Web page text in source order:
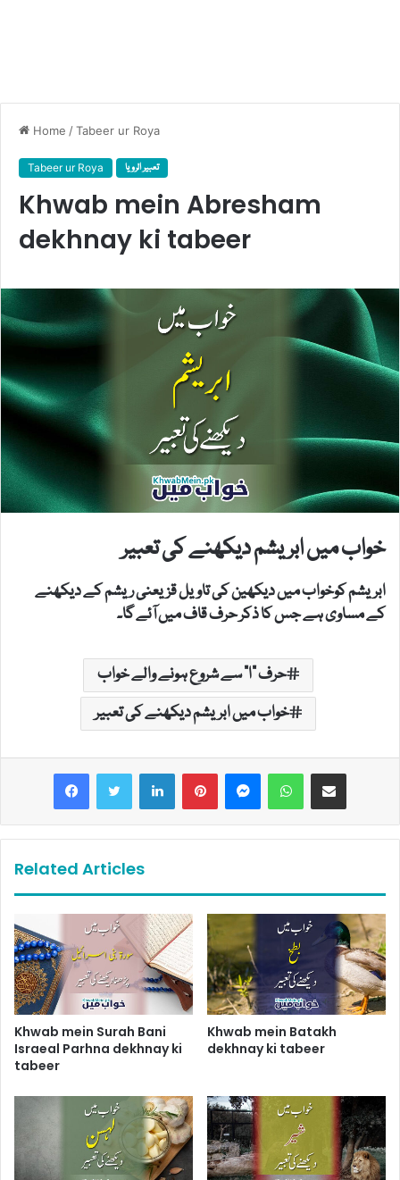
Home /Tabeer ur Roya
Tabeer ur Roya تعبیر الرویا
Khwab mein Abresham
dekhnay ki tabeer
خواب میں ابریشم دیکھنے کی تعبیر
ابریشم کوخواب میں دیکھین کی تاویل قزیعنی ریشم کے دیکھنے
کے مساوی ہے جس کا ذکر حرف قاف میں آئے گا۔
حرف "ا" سے شروع ہونے والے خواب
خواب میں ابریشم دیکھنے کی تعبیر
LinkedInPinterestMessengerWhatsAppShare via Email
Related Articles
Khwab mein Surah Bani
Israeal Parhna dekhnay ki
tabeer
Khwab mein Batakh
dekhnay ki tabeer